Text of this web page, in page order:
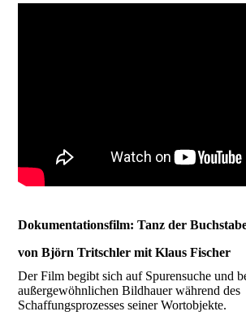
Dokumentationsfilm: Tanz der
von Björn Tritschler mit Klaus Fischer
Der Film begibt sich auf Spurensuche und
außergewöhnlichen Bildhauer während des
Schaffungsprozesses seiner Wortobjekte.